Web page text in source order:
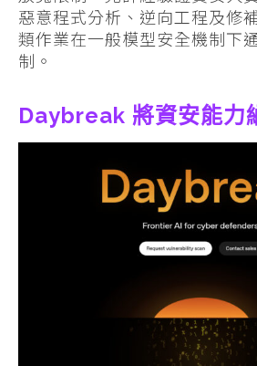
惡意程式分析、逆向工程及修
類作業在一般模型安全機制下
制。
Daybreak 將資安能力